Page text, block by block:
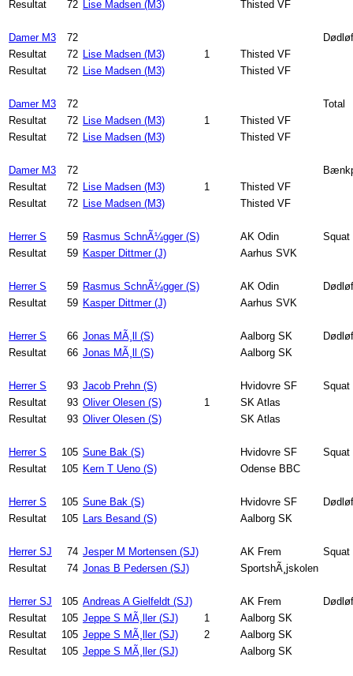
Resultat 72 Lise Madsen (M3) Thisted VF
Damer M3 72
Resultat
72 Lise Madsen (M3) 1
Thisted VF
Resultat
72 Lise Madsen (M3) Thisted VF
Damer M3 72
Total
Resultat
72 Lise Madsen (M3) 1
Thisted VF
Resultat
72 Lise Madsen (M3) Thisted VF
Damer M3 72
Resultat
72 Lise Madsen (M3) 1
Thisted VF
Resultat
72 Lise Madsen (M3) Thisted VF
Herrer S 59 Rasmus SchnÃ¼gger (S) AK Odin
Squat
Resultat
59 Kasper Dittmer (J) Aarhus SVK
Herrer S 59 Rasmus SchnÃ¼gger (S) AK Odin
Resultat
59 Kasper Dittmer (J) Aarhus SVK
Herrer S 66 Jonas MÃ¸ll (S) Aalborg SK
Resultat
66 Jonas MÃ¸ll (S) Aalborg SK
Herrer S 93 Jacob Prehn (S) Hvidovre SF
Squat
Resultat
93 Oliver Olesen (S) 1
SK Atlas
Resultat
93 Oliver Olesen (S) SK Atlas
Herrer S 105 Sune Bak (S) Hvidovre SF
Squat
Resultat
105 Kern T Ueno (S) Odense BBC
Herrer S 105 Sune Bak (S) Hvidovre SF
Resultat
105 Lars Besand (S) Aalborg SK
Herrer SJ 74 Jesper M Mortensen (SJ) AK Frem
Squat
Resultat
74 Jonas B Pedersen (SJ) SportshÃ¸jskolen
Herrer SJ 105 Andreas A Gielfeldt (SJ) AK Frem
Resultat
105 Jeppe S MÃ¸ller (SJ) 1
Aalborg SK
Resultat
105 Jeppe S MÃ¸ller (SJ) 2
Aalborg SK
Resultat
105 Jeppe S MÃ¸ller (SJ) Aalborg SK